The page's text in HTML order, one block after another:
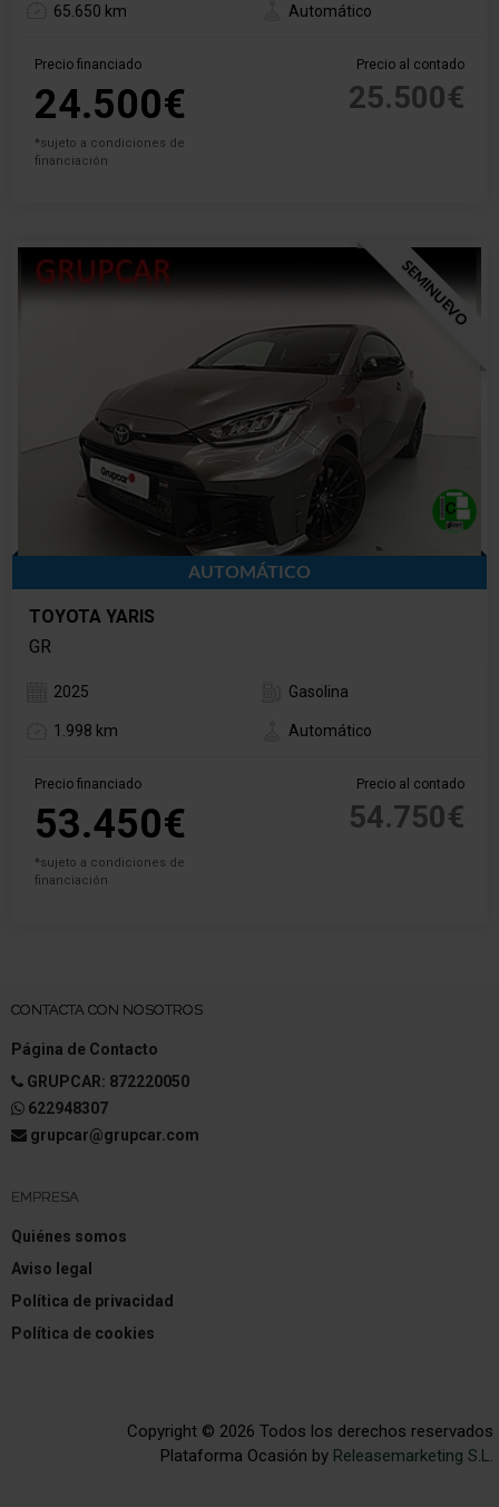
65.650 km Automático
Precio financiado
24.500€
*sujeto a condiciones de
financiación
Precio al contado
25.500€
SEMINUEVO
AUTOMÁTICO
TOYOTA YARIS
GR
2025 Gasolina
1.998 km Automático
Precio financiado
53.450€
*sujeto a condiciones de
financiación
Precio al contado
54.750€
CONTACTA CON NOSOTROS
Página de Contacto
GRUPCAR: 872220050
622948307
grupcar@grupcar.com
EMPRESA
Quiénes somos
Aviso legal
Política de privacidad
Política de cookies
Copyright © 2026 Todos los derechos reservados
Plataforma Ocasión by Releasemarketing S.L.